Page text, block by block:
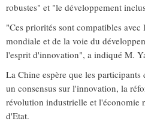
robustes" et "le développement
"Ces priorités sont compatibles
mondiale et de la voie du
l'esprit d'innovation", a indiqué M.
La Chine espère que les
un consensus sur l'innovation, la
révolution industrielle et l'économie
d'Etat.